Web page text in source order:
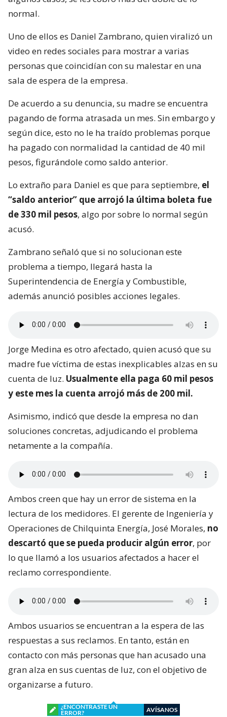
normal.
Uno de ellos es Daniel Zambrano, quien viralizó un
video en redes sociales para mostrar a varias
personas que coincidían con su malestar en una
sala de espera de la empresa.
De acuerdo a su denuncia, su madre se encuentra
pagando de forma atrasada un mes. Sin embargo y
según dice, esto no le ha traído problemas porque
ha pagado con normalidad la cantidad de 40 mil
pesos, figurándole como saldo anterior.
Lo extraño para Daniel es que para septiembre, el
“saldo anterior” que arrojó la última boleta fue
de 330 mil pesos, algo por sobre lo normal según
acusó.
Zambrano señaló que si no solucionan este
problema a tiempo, llegará hasta la
Superintendencia de Energía y Combustible,
además anunció posibles acciones legales.
Jorge Medina es otro afectado, quien acusó que su
madre fue víctima de estas inexplicables alzas en su
cuenta de luz. Usualmente ella paga 60 mil pesos
y este mes la cuenta arrojó más de 200 mil.
Asimismo, indicó que desde la empresa no dan
soluciones concretas, adjudicando el problema
netamente a la compañía.
Ambos creen que hay un error de sistema en la
lectura de los medidores. El gerente de Ingeniería y
Operaciones de Chilquinta Energía, José Morales, no
descartó que se pueda producir algún error, por
lo que llamó a los usuarios afectados a hacer el
reclamo correspondiente.
Ambos usuarios se encuentran a la espera de las
respuestas a sus reclamos. En tanto, están en
contacto con más personas que han acusado una
gran alza en sus cuentas de luz, con el objetivo de
organizarse a futuro.
¿ENCONTRASTE UN
ERROR?
AVÍSANOS